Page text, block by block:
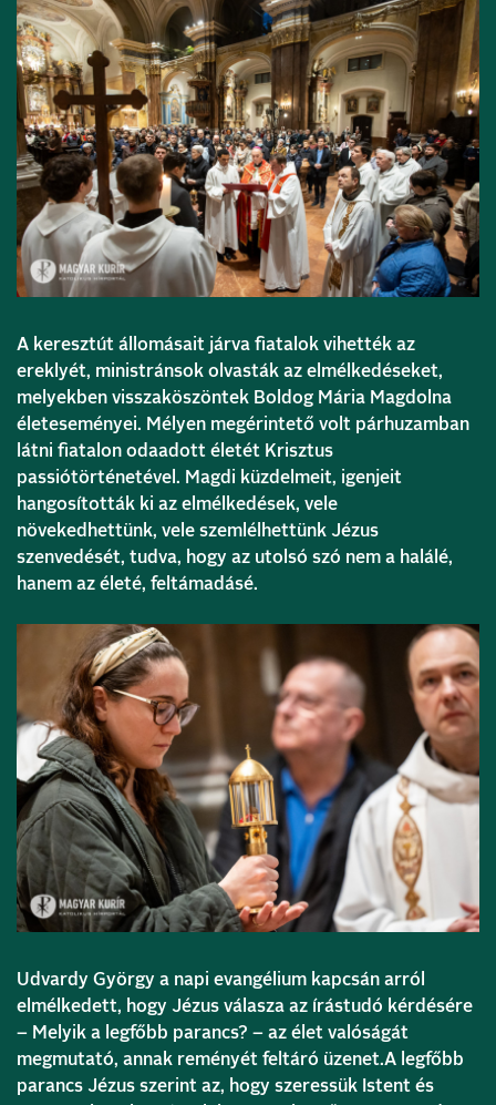
A keresztút állomásait járva fiatalok vihették az
ereklyét, ministránsok olvasták az elmélkedéseket,
melyekben visszaköszöntek Boldog Mária Magdolna
életeseményei. Mélyen megérintető volt párhuzamban
látni fiatalon odaadott életét Krisztus
passiótörténetével. Magdi küzdelmeit, igenjeit
hangosították ki az elmélkedések, vele
növekedhettünk, vele szemlélhettünk Jézus
szenvedését, tudva, hogy az utolsó szó nem a halálé,
hanem az életé, feltámadásé.
Udvardy György a napi evangélium kapcsán arról
elmélkedett, hogy Jézus válasza az írástudó kérdésére
– Melyik a legfőbb parancs? – az élet valóságát
megmutató, annak reményét feltáró üzenet.A legfőbb
parancs Jézus szerint az, hogy szeressük Istent és